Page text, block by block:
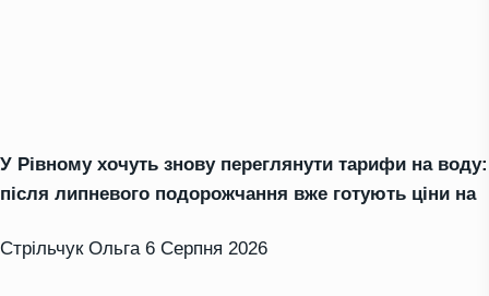
У Рівному хочуть знову переглянути тарифи на воду:
після липневого подорожчання вже готують ціни на
Стрільчук Ольга 6 Серпня 2026